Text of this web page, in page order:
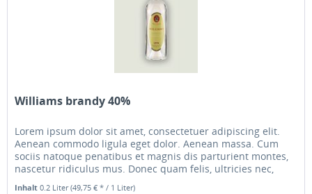
Williams brandy 40%
Lorem ipsum dolor sit amet, consectetuer adipiscing elit.
Aenean commodo ligula eget dolor. Aenean massa. Cum
sociis natoque penatibus et magnis dis parturient montes,
nascetur ridiculus mus. Donec quam felis, ultricies nec,
pellentesque...
Inhalt0.2 Liter(49,75 € * / 1 Liter)